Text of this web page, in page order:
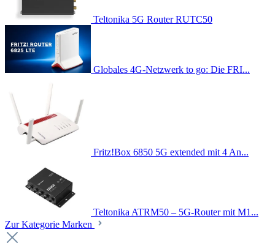
Teltonika 5G Router RUTC50
Globales 4G-Netzwerk to go: Die FRI...
Fritz!Box 6850 5G extended mit 4 An...
Teltonika ATRM50 – 5G-Router mit M1...
Zur Kategorie Marken